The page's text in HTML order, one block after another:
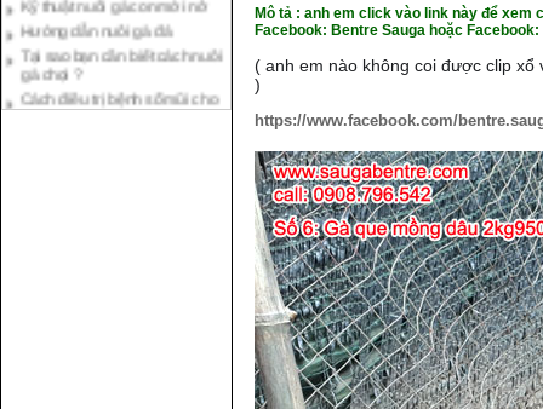
Hướng dẫn nuôi gà đá
Tại sao bạn cần biết cách nuôi
gà chọi ?
Cách điều trị bệnh sổ mũi cho
gà
Mô tả : anh em click vào link này để
Facebook: Bentre Sauga hoặc Facebook:
( anh em nào không coi được clip xổ
)
https://www.facebook.com/